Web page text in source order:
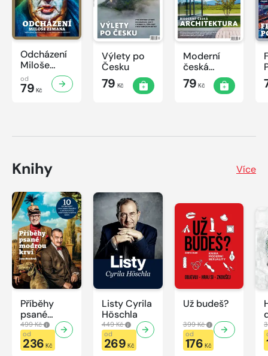
Odcházení
Miloše
Zemana
od
79 Kč
Výlety po
Česku
79 Kč
Moderní
česká
architektura
79 Kč
Knihy Více
Příběhy
psané
modrou
krví
499 Kč
od
236 Kč
Listy Cyrila
Höschla
449 Kč
od
269 Kč
Už budeš?
399 Kč
od
176 Kč